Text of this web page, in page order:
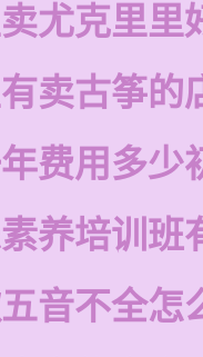
尤克里里
卖古筝的
费用多少
养培训班
音不全怎